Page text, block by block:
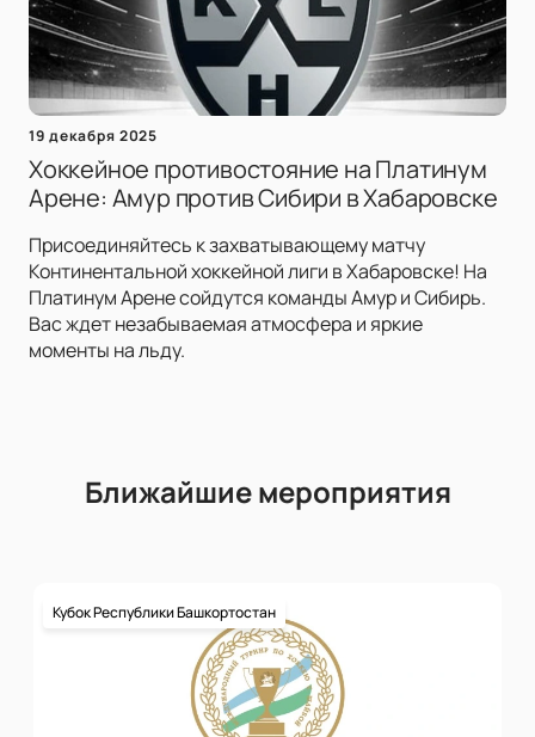
19 декабря 2025
Хоккейное противостояние на Платинум
Арене: Амур против Сибири в Хабаровске
Присоединяйтесь к захватывающему матчу
Континентальной хоккейной лиги в Хабаровске! На
Платинум Арене сойдутся команды Амур и Сибирь.
Вас ждет незабываемая атмосфера и яркие
моменты на льду.
Ближайшие мероприятия
Кубок Республики Башкортостан